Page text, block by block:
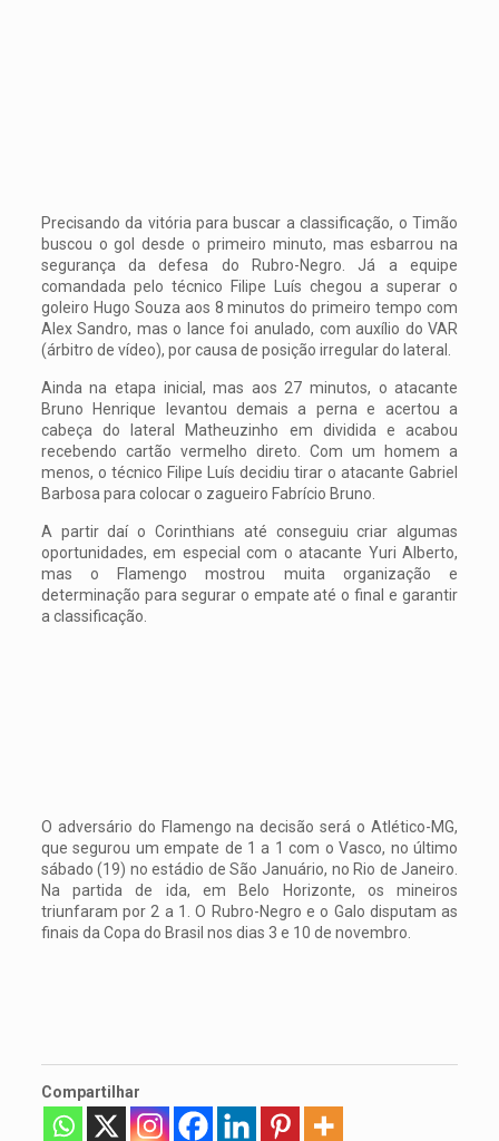
Precisando da vitória para buscar a classificação, o Timão
buscou o gol desde o primeiro minuto, mas esbarrou na
segurança da defesa do Rubro-Negro. Já a equipe
comandada pelo técnico Filipe Luís chegou a superar o
goleiro Hugo Souza aos 8 minutos do primeiro tempo com
Alex Sandro, mas o lance foi anulado, com auxílio do VAR
(árbitro de vídeo), por causa de posição irregular do lateral.
Ainda na etapa inicial, mas aos 27 minutos, o atacante
Bruno Henrique levantou demais a perna e acertou a
cabeça do lateral Matheuzinho em dividida e acabou
recebendo cartão vermelho direto. Com um homem a
menos, o técnico Filipe Luís decidiu tirar o atacante Gabriel
Barbosa para colocar o zagueiro Fabrício Bruno.
A partir daí o Corinthians até conseguiu criar algumas
oportunidades, em especial com o atacante Yuri Alberto,
mas o Flamengo mostrou muita organização e
determinação para segurar o empate até o final e garantir
a classificação.
O adversário do Flamengo na decisão será o Atlético-MG,
que segurou um empate de 1 a 1 com o Vasco, no último
sábado (19) no estádio de São Januário, no Rio de Janeiro.
Na partida de ida, em Belo Horizonte, os mineiros
triunfaram por 2 a 1. O Rubro-Negro e o Galo disputam as
finais da Copa do Brasil nos dias 3 e 10 de novembro.
Compartilhar